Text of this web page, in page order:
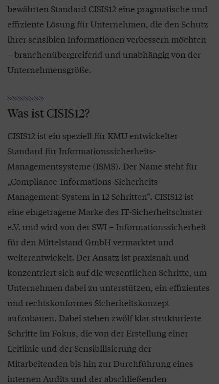
bewährten Standard CISIS12 eine pragmatische und
effiziente Lösung für Unternehmen, die den Schutz
ihrer sensiblen Informationen verbessern möchten
– branchenübergreifend und unabhängig von der
Unternehmensgröße.
Was ist CISIS12?
CISIS12 ist ein speziell für KMU entwickelter
Standard für Informationssicherheits-
Managementsysteme (ISMS). Der Name steht für
„Compliance-Informations-Sicherheits-
Management-System in 12 Schritten“. CISIS12 ist
eine eingetragene Marke des IT-Sicherheitscluster
e.V. und wird von der SWI – Informationssicherheit
für den Mittelstand GmbH vermarktet und
weiterentwickelt. Der Ansatz ist praxisnah und
konzentriert sich auf die wesentlichen Schritte, um
Unternehmen dabei zu unterstützen, ein effizientes
und rechtskonformes Sicherheitskonzept
aufzubauen. Dabei stehen zwölf klar strukturierte
Schritte im Fokus, die von der Erstellung einer
Leitlinie und der Sensibilisierung der
Mitarbeitenden bis hin zur Durchführung eines
internen Audits und der abschließenden